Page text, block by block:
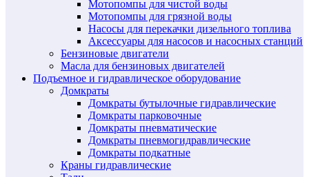
Мотопомпы для чистой воды
Мотопомпы для грязной воды
Насосы для перекачки дизельного топлива
Аксессуары для насосов и насосных станций
Бензиновые двигатели
Масла для бензиновых двигателей
Подъемное и гидравлическое оборудование
Домкраты
Домкраты бутылочные гидравлические
Домкраты парковочные
Домкраты пневматические
Домкраты пневмогидравлические
Домкраты подкатные
Краны гидравлические